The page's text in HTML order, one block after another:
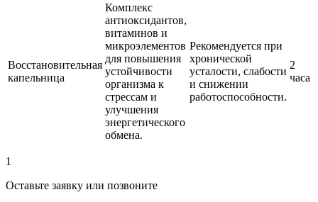
Восстановительная
капельница
Комплекс
антиоксидантов,
витаминов и
микроэлементов
для повышения
устойчивости
организма к
стрессам и
улучшения
энергетического
обмена.
Рекомендуется при
хронической
усталости, слабости
и снижении
работоспособности.
2
часа
1
Оставьте заявку или позвоните